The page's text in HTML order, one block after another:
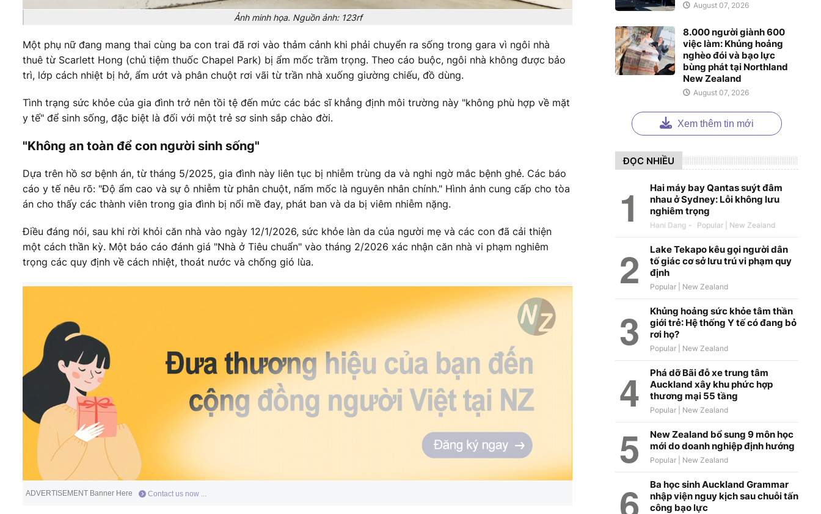
Ảnh minh họa. Nguồn ảnh: 123rf
Một phụ nữ đang mang thai cùng ba con trai đã rơi vào thảm cảnh khi phải chuyển ra sống trong gara vì ngôi nhà
thuê từ Scarlett Hong (chủ tiệm thuốc Chapel Park) bị ẩm mốc trầm trọng. Theo cáo buộc, ngôi nhà không được bảo
trì, lớp cách nhiệt bị hở, ẩm ướt và phân chuột rơi vãi từ trần nhà xuống giường chiếu, đồ dùng.
Tình trạng sức khỏe của gia đình trở nên tồi tệ đến mức các bác sĩ khẳng định môi trường này "không phù hợp về mặt
y tế" để sinh sống, đặc biệt là đối với một trẻ sơ sinh sắp chào đời.
"Không an toàn để con người sinh sống"
Dựa trên hồ sơ bệnh án, từ tháng 5/2025, gia đình này liên tục bị nhiễm trùng da và nghi ngờ mắc bệnh ghẻ. Các báo
cáo y tế nêu rõ: "Độ ẩm cao và sự ô nhiễm từ phân chuột, nấm mốc là nguyên nhân chính." Hình ảnh cung cấp cho tòa
án cho thấy các thành viên trong gia đình bị nổi mề đay, phát ban và da bị viêm nhiễm nặng.
Điều đáng nói, sau khi rời khỏi căn nhà vào ngày 12/1/2026, sức khỏe làn da của người mẹ và các con đã cải thiện
một cách thần kỳ. Một báo cáo đánh giá "Nhà ở Tiêu chuẩn" vào tháng 2/2026 xác nhận căn nhà vi phạm nghiêm
trọng các quy định về cách nhiệt, thoát nước và chống gió lùa.
ADVERTISEMENT Banner Here Contact us now ...
August 07, 2026
8.000 người giành 600
việc làm: Khủng hoảng
nghèo đói và bạo lực
bùng phát tại Northland
New Zealand
August 07, 2026
Xem thêm tin mới
ĐỌC NHIỀU
Hai máy bay Qantas suýt đâm
nhau ở Sydney: Lỗi không lưu
nghiêm trọng
Hani Dang -
Lake Tekapo kêu gọi người dân
tố giác cơ sở lưu trú vi phạm quy
định
Khủng hoảng sức khỏe tâm thần
giới trẻ: Hệ thống Y tế có đang bỏ
rơi họ?
Phá dỡ Bãi đỗ xe trung tâm
Auckland xây khu phức hợp
thương mại 55 tầng
New Zealand bổ sung 9 môn học
mới do doanh nghiệp định hướng
Ba học sinh Auckland Grammar
nhập viện nguy kịch sau chuỗi tấn
công bạo lực